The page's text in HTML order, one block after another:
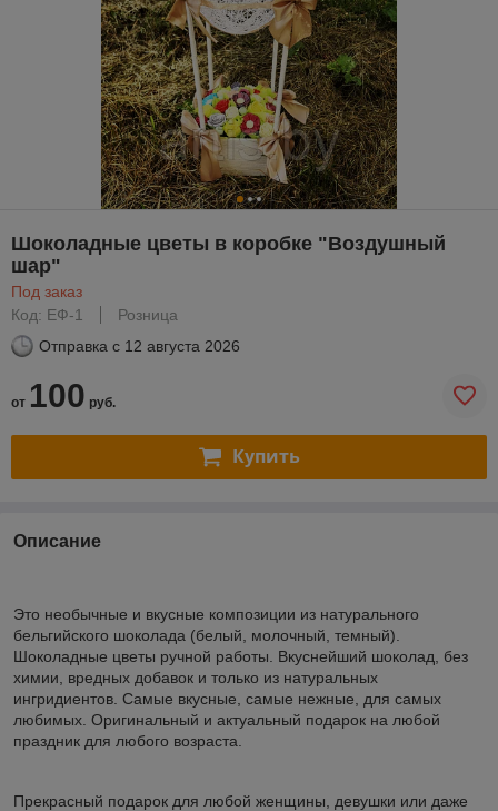
Шоколадные цветы в коробке "Воздушный
шар"
Под заказ
Код: ЕФ-1
Розница
Отправка с 12 августа 2026
от 100 руб.
Купить
Описание
Это необычные и вкусные композиции из натурального
бельгийского шоколада (белый, молочный, темный).
Шоколадные цветы ручной работы. Вкуснейший шоколад, без
химии, вредных добавок и только из натуральных
ингридиентов. Самые вкусные, самые нежные, для самых
любимых. Оригинальный и актуальный подарок на любой
праздник для любого возраста.
Прекрасный подарок для любой женщины, девушки или даже